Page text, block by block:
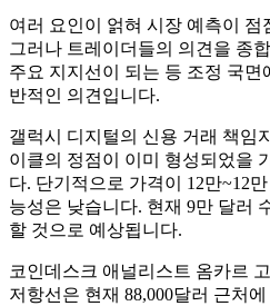
여러 요인이 얽혀 시장 예측이
그러나 트레이더들의 의견을 종
주요 지지선이 되는 등 조정 국면
반적인 의견입니다.
갤럭시 디지털의 신용 거래 책임
이클의 정점이 이미 형성되었을
다. 단기적으로 가격이 12만~12
능성은 낮습니다. 현재 9만 달러
할 것으로 예상됩니다.
코인데스크 애널리스트 옴카르
저항선은 현재 88,000달러 근처